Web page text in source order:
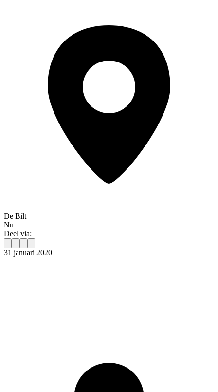
De Bilt
Nu
Deel via:
31 januari 2020